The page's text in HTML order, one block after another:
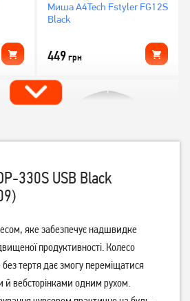
Миша A4Tech Fstyler FG12S
Black
449грн
Миша Logitech B170
Wireless Black
539
330S USB Black
яке забезпечує надшвидке
продуктивності. Колесо
тертя дає змогу переміщатися
вебсторінками одним рухом.